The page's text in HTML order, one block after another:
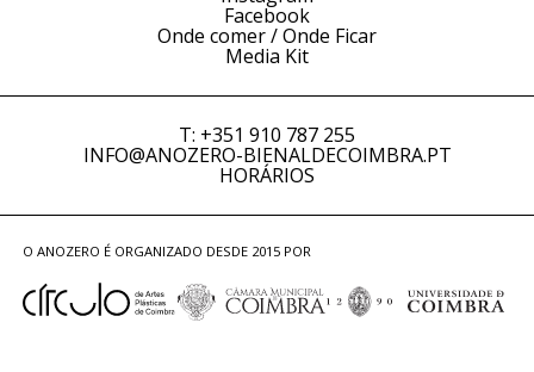
Facebook
Onde comer / Onde Ficar
Media Kit
T: +351 910 787 255
INFO@ANOZERO-BIENALDECOIMBRA.PT
HORÁRIOS
O ANOZERO É ORGANIZADO DESDE 2015 POR